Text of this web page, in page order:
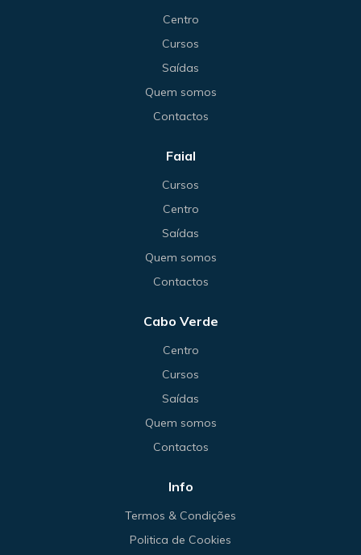
Centro
Cursos
Saídas
Quem somos
Contactos
Faial
Cursos
Centro
Saídas
Quem somos
Contactos
Cabo Verde
Centro
Cursos
Saídas
Quem somos
Contactos
Info
Termos & Condições
Politica de Cookies